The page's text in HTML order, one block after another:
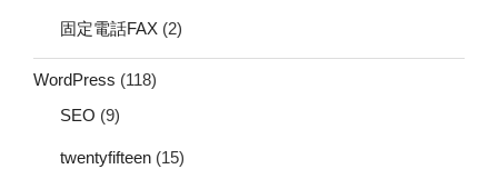
固定電話FAX (2)
WordPress (118)
SEO (9)
twentyfifteen (15)